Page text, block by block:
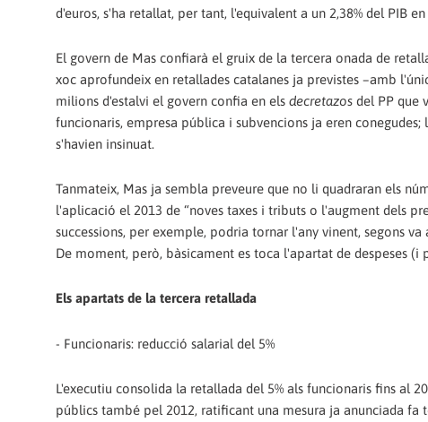
d'euros, s'ha retallat, per tant, l'equivalent a un 2,38% del PIB
El govern de Mas confiarà el gruix de la tercera onada de
xoc aprofundeix en retallades catalanes ja previstes –amb
milions d'estalvi el govern confia en els decretazos del PP que
funcionaris, empresa pública i subvencions ja eren
s'havien insinuat.
Tanmateix, Mas ja sembla preveure que no li quadraran els
l'aplicació el 2013 de “noves taxes i tributs o l'augment dels
successions, per exemple, podria tornar l'any vinent, segons va
De moment, però, bàsicament es toca l'apartat de despeses (i
Els apartats de la tercera retallada
- Funcionaris: reducció salarial del 5%
L'executiu consolida la retallada del 5% als funcionaris fins al
públics també pel 2012, ratificant una mesura ja anunciada fa